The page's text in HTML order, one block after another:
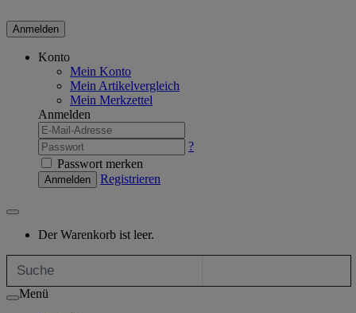
Anmelden
Konto
Mein Konto
Mein Artikelvergleich
Mein Merkzettel
Anmelden
?
Passwort merken
Anmelden Registrieren
Der Warenkorb ist leer.
Menü